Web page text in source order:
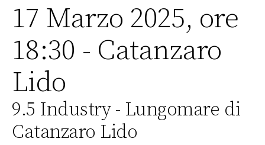
17 Marzo 2025, ore
18:30 - Catanzaro
Lido
9.5 Industry - Lungomare di
Catanzaro Lido